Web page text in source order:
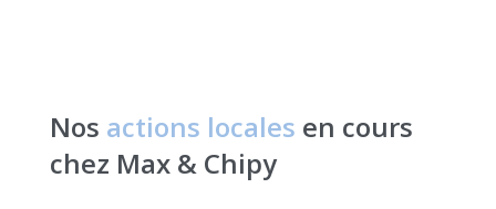
Nos actions locales en cours
chez Max & Chipy